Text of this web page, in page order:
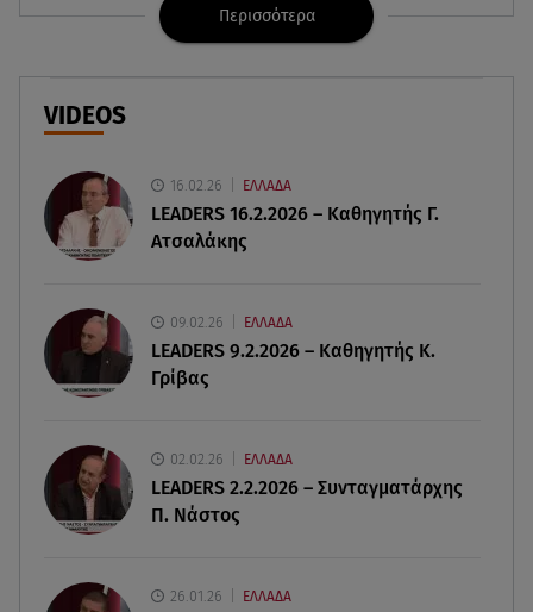
Ερυθρός Σταυρός: Άγρια επίθεση σε νοσηλεύτρια
Πάρος: Χωρίς ναυαγοσώστη η πισίνα του beach
bar όπου πνίγηκε ο 4χρονος
θαλάσσια απορρίμματα
09.08.26 , 12:13
09.08.26 , 12:00
Πώς να αποσυνδεθείς (ρεαλιστικά) από το άγχος
στις διακοπές
09.08.26 , 11:55
Περισσότερα
VIDEOS
16.02.26 ΕΛΛΑΔΑ
LEADERS 16.2.2026 – Καθηγητής Γ.
Ατσαλάκης
09.02.26 ΕΛΛΑΔΑ
LEADERS 9.2.2026 – Καθηγητής Κ.
Γρίβας
02.02.26 ΕΛΛΑΔΑ
LEADERS 2.2.2026 – Συνταγματάρχης
Π. Νάστος
26.01.26 ΕΛΛΑΔΑ